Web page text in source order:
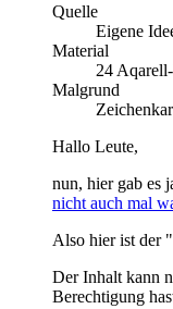
Quelle
Eigene
Material
24
Malgrund
Hallo Leute,
nun, hier gab es
nicht auch mal
Also hier ist der
Der Inhalt kann
Berechtigung